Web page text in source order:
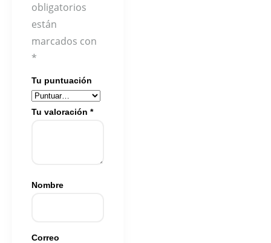
obligatorios
están
marcados con
*
Tu puntuación
Tu valoración *
Nombre
Correo